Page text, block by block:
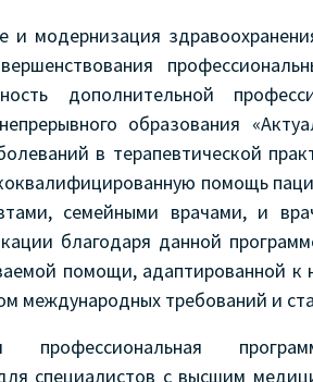
и модернизация
дополнительной
образования
в терапевтической
помощь
семейными врачами, и
благодаря данной
помощи, адаптированной
международных требований и
профессиональная
специалистов с высшим